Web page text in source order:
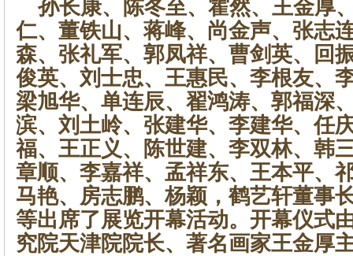
孙长康、陈冬至、霍然、王金厚
仁、董铁山、蒋峰、尚金声、张志
森、张礼军、郭凤祥、曹剑英、回
俊英、刘士忠、王惠民、李根友、
梁旭华、单连辰、翟鸿涛、郭福深
滨、刘土岭、张建华、李建华、任
福、王正义、陈世建、李双林、韩
章顺、李嘉祥、孟祥东、王本平、
马艳、房志鹏、杨颖，鹤艺轩董事
等出席了展览开幕活动。开幕仪式
究院天津院院长、著名画家王金厚